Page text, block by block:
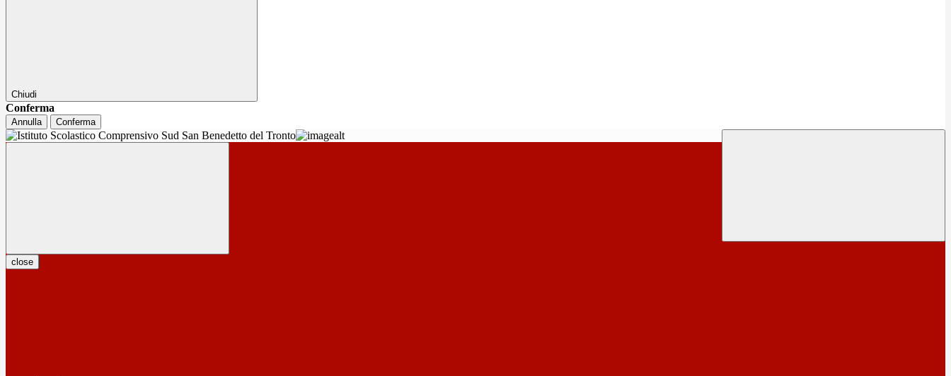
Chiudi
Conferma
Annulla Conferma
close